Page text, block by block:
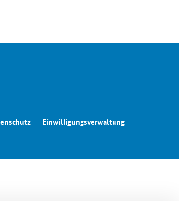
Einwilligungsverwaltung